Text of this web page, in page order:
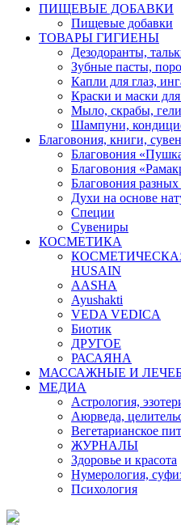
ПИЩЕВЫЕ ДОБАВКИ
Пищевые добавки
ТОВАРЫ ГИГИЕНЫ
Дезодоранты,
Зубные пасты,
Капли для глаз,
Краски и маски
Мыло, скрабы,
Шампуни,
Благовония, книги,
Благовония
Благовония
Благовония
Духи на основе
Специи
Сувениры
КОСМЕТИКА
HUSAIN
AASHA
Ayushakti
VEDA VEDICA
Биотик
ДРУГОЕ
РАСАЯНА
МАССАЖНЫЕ И
МЕДИА
Астрология,
Аюрведа,
Вегетарианское
ЖУРНАЛЫ
Здоровье и красота
Нумерология,
Психология